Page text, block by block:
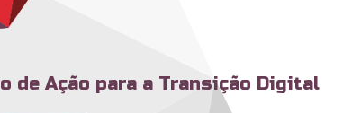
de Ação para a Transição Digital